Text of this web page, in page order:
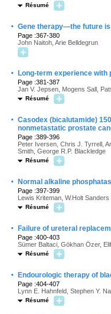
Résumé
· Gene therapy—the future
Page :367-380
John Naitoh, Arie Belldegrun
· Long-term experience
Page :381-387
Jan V. Jepsen, Mogens Sall,
Résumé
· Casodex (bicalutamide)
nonmetastatic prostate
Page :389-396
Peter Iversen, Chris J. Tyrrell,
Smith, George R.P. Blackledge
Résumé
· Normal alkaline
Page :397-399
Lewis Kriteman, W.Holt Sanders
Résumé
· Failure of ureteral
Page :400-403
Sümer Baltaci, Gökhan Özer,
Résumé
· Endourologic therapy of
Page :404-407
Lynn E. Hahnfeld, Stephen Y.
Résumé